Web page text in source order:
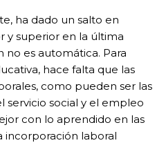
ha dado un salto en
y superior en la última
no es automática. Para
hace falta que las
como pueden ser las
servicio social y el empleo
con lo aprendido en las
incorporación laboral